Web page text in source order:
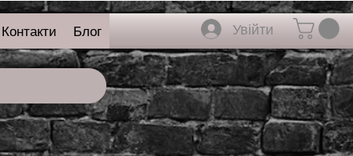
Контакти Блог Увійти